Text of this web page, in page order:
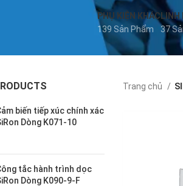
PHỤ KIỆN KHÁC
139 Sản Phẩm
LINH
37
biến tiếp xúc chính xác
Dòng K071-10
tắc hành trình dọc
Dòng K090-9-F
Trang chủ